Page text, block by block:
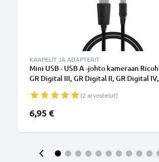
KAAPELIT JA ADAPTERIT
Mini USB - USB A -johto kameraan Ricoh
GR Digital III, GR Digital II, GR Digital
PVC-kamerajohto tuotemerkiltä
(2 arvostelut)
6,95 €